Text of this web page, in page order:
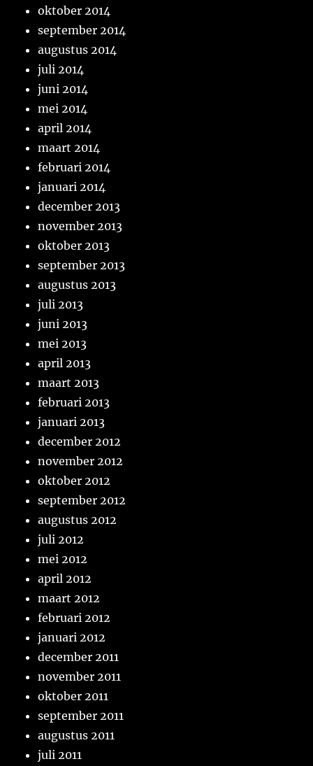
oktober 2014
september 2014
augustus 2014
juli 2014
juni 2014
mei 2014
april 2014
maart 2014
februari 2014
januari 2014
december 2013
november 2013
oktober 2013
september 2013
augustus 2013
juli 2013
juni 2013
mei 2013
april 2013
maart 2013
februari 2013
januari 2013
december 2012
november 2012
oktober 2012
september 2012
augustus 2012
juli 2012
mei 2012
april 2012
maart 2012
februari 2012
januari 2012
december 2011
november 2011
oktober 2011
september 2011
augustus 2011
juli 2011